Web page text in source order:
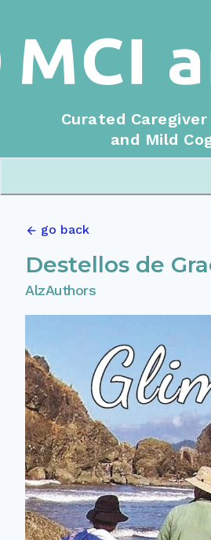
Curated
and Mild
go back
Destellos de
AlzAuthors